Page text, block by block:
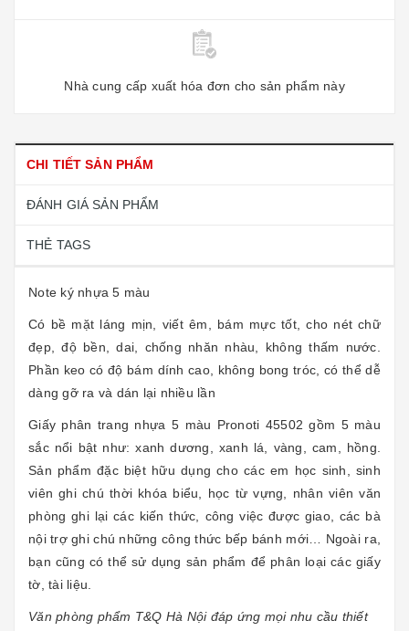
Nhà cung cấp xuất hóa đơn cho sản phẩm này
CHI TIẾT SẢN PHẨM
ĐÁNH GIÁ SẢN PHẨM
THẺ TAGS
Note ký nhựa 5 màu
Có bề mặt láng mịn, viết êm, bám mực tốt, cho nét chữ
đẹp, độ bền, dai, chống nhăn nhàu, không thấm nước.
Phần keo có độ bám dính cao, không bong tróc, có thể dễ
dàng gỡ ra và dán lại nhiều lần
Giấy phân trang nhựa 5 màu Pronoti 45502 gồm 5 màu
sắc nổi bật như: xanh dương, xanh lá, vàng, cam, hồng.
Sản phẩm đặc biệt hữu dụng cho các em học sinh, sinh
viên ghi chú thời khóa biểu, học từ vựng, nhân viên văn
phòng ghi lại các kiến thức, công việc được giao, các bà
nội trợ ghi chú những công thức bếp bánh mới… Ngoài ra,
bạn cũng có thể sử dụng sản phẩm để phân loại các giấy
tờ, tài liệu.
Văn phòng phẩm T&Q Hà Nội đáp ứng mọi nhu cầu thiết